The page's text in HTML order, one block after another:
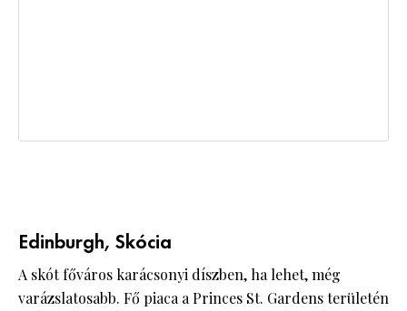
Edinburgh, Skócia
A skót főváros karácsonyi díszben, ha lehet, még
varázslatosabb. Fő piaca a Princes St. Gardens területén